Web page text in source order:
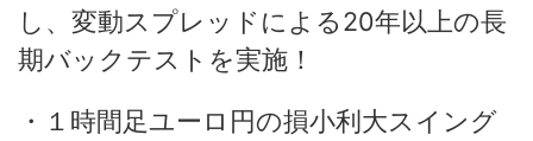
し、変動スプレッドによる20年以上の長
期バックテストを実施！
・１時間足ユーロ円の損小利大スイング